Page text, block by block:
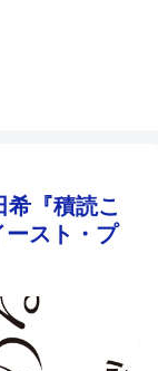
『積読こ
ースト・プ